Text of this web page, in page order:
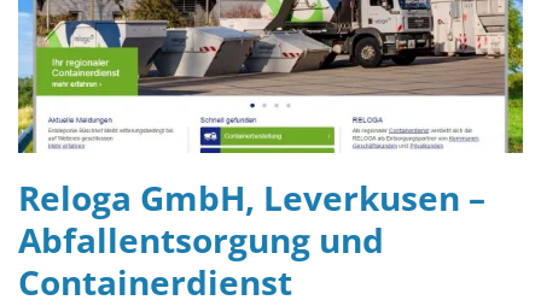
Reloga GmbH, Leverkusen –
Abfallentsorgung und
Containerdienst